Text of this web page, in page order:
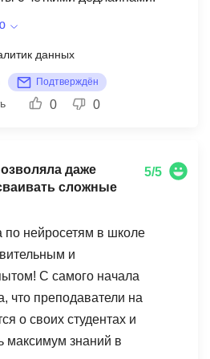
мне расширить свои
всем, кто хочет начать
аналитика.
настоящей проектной
— от базовых
сложным задачам.
меня стало понимание
результатов
отмечу
— практикующих
дают конструктивную и
связь. Школа формирует
постоянное
усиливает
дополнительные
Changellenge Education
данных
Подтверждён
0 0
даже
сложные
5/5
по нейросетям в школе
и
С самого начала
что преподаватели на
о своих студентах и
максимум знаний в